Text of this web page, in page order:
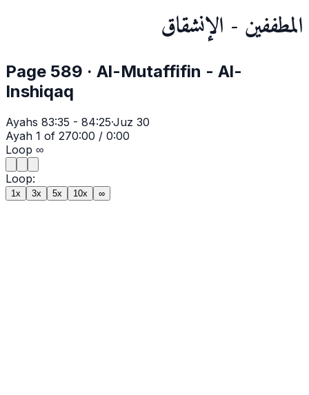
المطففين - الإنشقاق
Page 589 · Al-Mutaffifin - Al-
Inshiqaq
Ayahs 83:35 - 84:25·Juz 30
Ayah 1 of 270:00 / 0:00
Loop ∞
Loop:
1x 3x 5x 10x ∞